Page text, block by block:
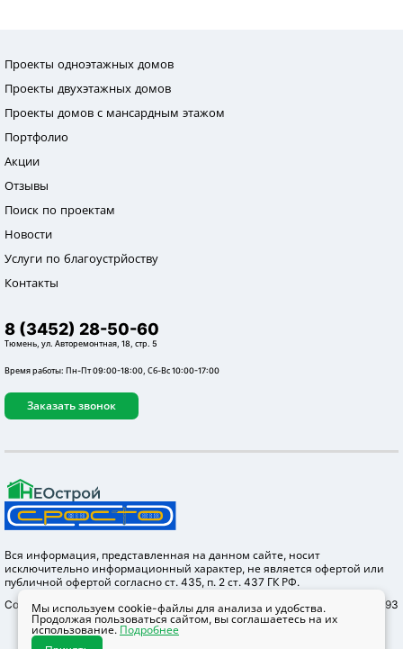
Проекты одноэтажных домов
Проекты двухэтажных домов
Проекты домов с мансардным этажом
Портфолио
Акции
Отзывы
Поиск по проектам
Новости
Услуги по благоустрйоству
Контакты
8 (3452) 28-50-60
Тюмень, ул. Авторемонтная, 18, стр. 5
Время работы: Пн-Пт 09:00-18:00, Сб-Вс 10:00-17:00
Заказать звонок
Вся информация, представленная на данном сайте, носит
исключительно информационный характер, не является офертой или
публичной офертой согласно ст. 435, п. 2 ст. 437 ГК РФ.
Copyright © 2012-2026 Неострой, ОГРН 1147232004655 ИНН 7203304293
Мы используем cookie-файлы для анализа и удобства.
Продолжая пользоваться сайтом, вы соглашаетесь на их
использование. Подробнее